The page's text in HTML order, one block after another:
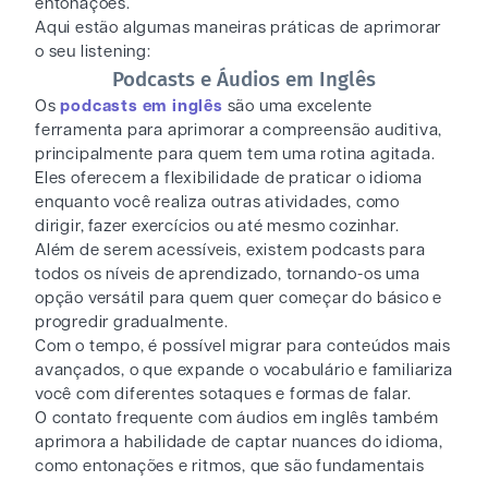
entonações.
Aqui estão algumas maneiras práticas de aprimorar
o seu listening:
Podcasts e Áudios em Inglês
Ospodcasts em inglês são uma excelente
ferramenta para aprimorar a compreensão auditiva,
principalmente para quem tem uma rotina agitada.
Eles oferecem a flexibilidade de praticar o idioma
enquanto você realiza outras atividades, como
dirigir, fazer exercícios ou até mesmo cozinhar.
Além de serem acessíveis, existem podcasts para
todos os níveis de aprendizado, tornando-os uma
opção versátil para quem quer começar do básico e
progredir gradualmente.
Com o tempo, é possível migrar para conteúdos mais
avançados, o que expande o vocabulário e familiariza
você com diferentes sotaques e formas de falar.
O contato frequente com áudios em inglês também
aprimora a habilidade de captar nuances do idioma,
como entonações e ritmos, que são fundamentais